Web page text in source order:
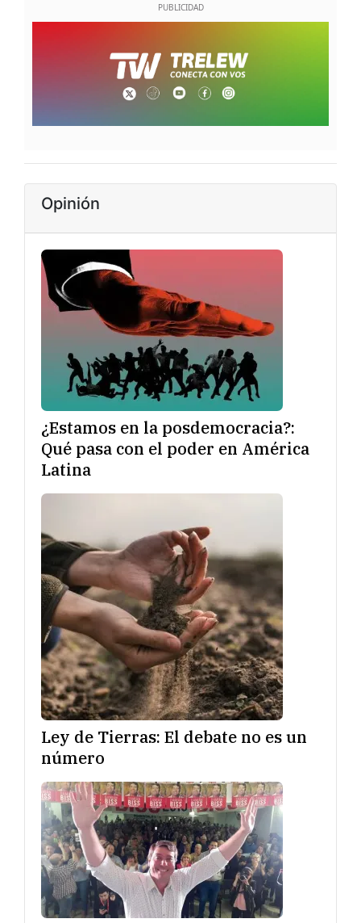
Opinión
¿Estamos en la posdemocracia?:
Qué pasa con el poder en América
Latina
Ley de Tierras: El debate no es un
número